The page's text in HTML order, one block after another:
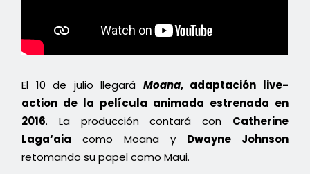
El 10 de julio llegará Moana, adaptación live-
action de la película animada estrenada en
2016. La producción contará con Catherine
Laga‘aia como Moana y Dwayne Johnson
retomando su papel como Maui.